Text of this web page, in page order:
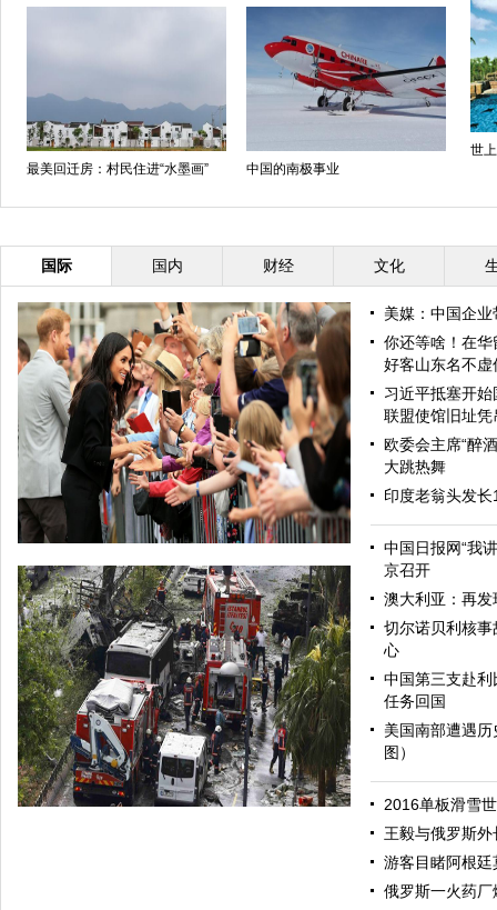
最美回迁房：村民住进“水墨画” 中国的南极事业
世
国际 国内 财经 文化
哈里与梅根亮相都柏林街头接受民众欢迎
美媒：中国企
你还等啥！在
好客山东名不虚
习近平抵塞开
联盟使馆旧址凭
欧委会主席“醉
大跳热舞
印度老翁头发
中国日报网“我
京召开
澳大利亚：再
切尔诺贝利核
心
中国第三支赴
任务回国
美国南部遭遇
图）
2016单板滑雪
王毅与俄罗斯
游客目睹阿根
俄罗斯一火药